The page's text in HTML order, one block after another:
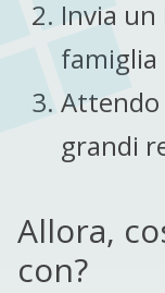
Invia
famiglia
Attendo
grandi
Allora,
con?